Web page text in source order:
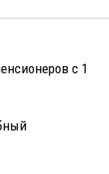
с 1